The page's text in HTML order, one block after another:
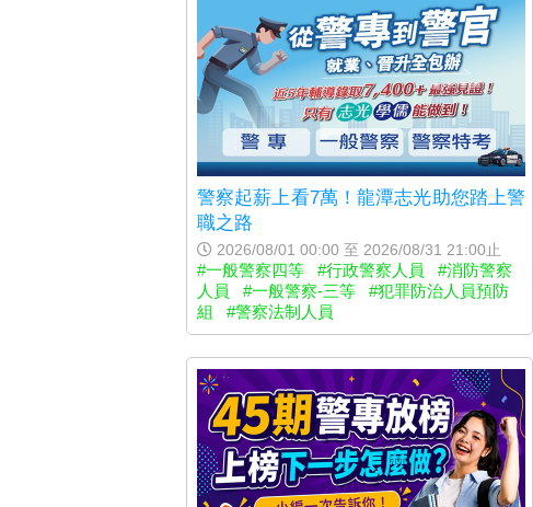
警察起薪上看7萬！龍潭志光助您踏上警
職之路
2026/08/01 00:00 至 2026/08/31 21:00止
#一般警察四等 #行政警察人員
#消防警察
人員
#一般警察-三等
#犯罪防治人員預防
組
#警察法制人員